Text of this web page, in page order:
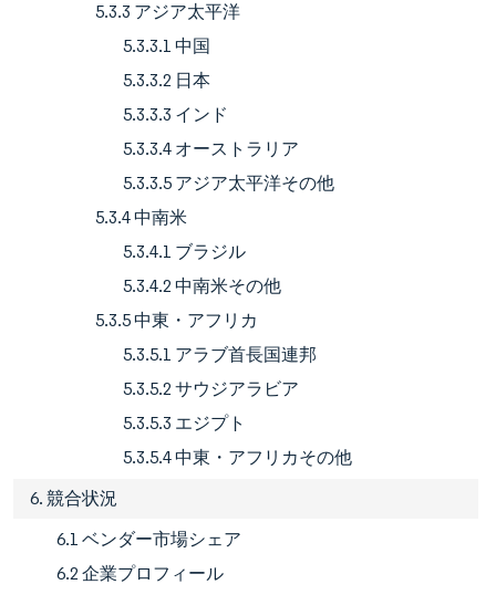
5.3.3 アジア太平洋
5.3.3.1 中国
5.3.3.2 日本
5.3.3.3 インド
5.3.3.4 オーストラリア
5.3.3.5 アジア太平洋その他
5.3.4 中南米
5.3.4.1 ブラジル
5.3.4.2 中南米その他
5.3.5 中東・アフリカ
5.3.5.1 アラブ首長国連邦
5.3.5.2 サウジアラビア
5.3.5.3 エジプト
5.3.5.4 中東・アフリカその他
6. 競合状況
6.1 ベンダー市場シェア
6.2 企業プロフィール